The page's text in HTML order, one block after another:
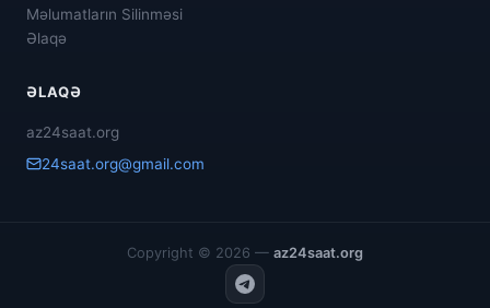
Məlumatların Silinməsi
Əlaqə
ƏLAQƏ
az24saat.org
24saat.org@gmail.com
Copyright © 2026 — az24saat.org